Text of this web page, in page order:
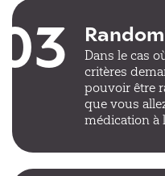
Dans le cas
critères
pouvoir être
que vous
médication à